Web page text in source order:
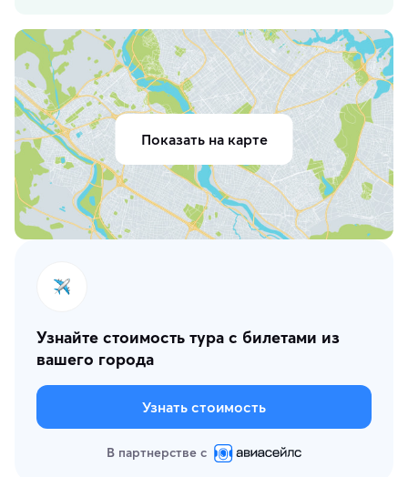
Показать на карте
Узнайте стоимость тура с билетами из
вашего города
Узнать стоимость
В партнерстве с